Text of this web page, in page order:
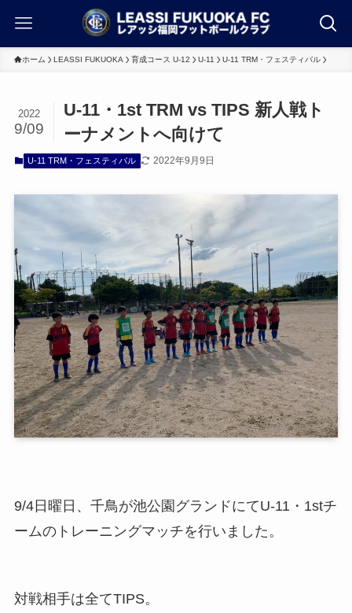
ホーム LEASSI FUKUOKA 育成コース U-12 U-11 U-11 TRM・フェスティバル
U-11・1st TRM vs TIPS 新人戦ト
ーナメントへ向けて
2022
9/09
U-11 TRM・フェスティバル 2022年9月9日
9/4日曜日、千鳥が池公園グランドにてU-11・1stチ
ームのトレーニングマッチを行いました。
対戦相手は全てTIPS。